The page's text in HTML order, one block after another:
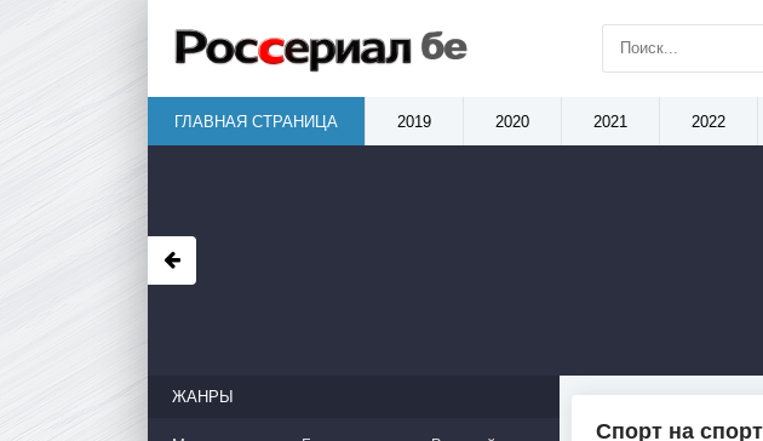
Спорт на
ЖАНРЫ
ГЛАВНАЯ СТРАНИЦА 2019 2020 2021 2022